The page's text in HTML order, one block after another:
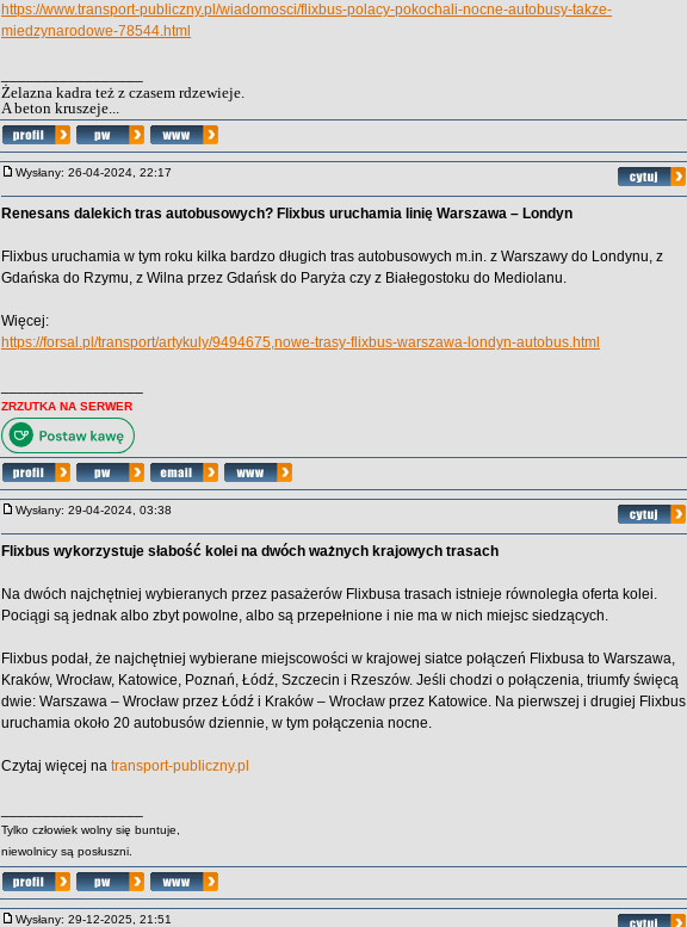
https://www.transport-publiczny.pl/wiadomosci/flixbus-polacy-pokochali-nocne-autobusy-takze-
miedzynarodowe-78544.html
Żelazna kadra też z czasem rdzewieje.
A beton kruszeje...
Wysłany: 26-04-2024, 22:17
Renesans dalekich tras autobusowych? Flixbus uruchamia linię Warszawa – Londyn
Flixbus uruchamia w tym roku kilka bardzo długich tras autobusowych m.in. z Warszawy do Londynu, z
Gdańska do Rzymu, z Wilna przez Gdańsk do Paryża czy z Białegostoku do Mediolanu.
Więcej:
https://forsal.pl/transport/artykuly/9494675,nowe-trasy-flixbus-warszawa-londyn-autobus.html
ZRZUTKA NA SERWER
Wysłany: 29-04-2024, 03:38
Flixbus wykorzystuje słabość kolei na dwóch ważnych krajowych trasach
Na dwóch najchętniej wybieranych przez pasażerów Flixbusa trasach istnieje równoległa oferta kolei.
Pociągi są jednak albo zbyt powolne, albo są przepełnione i nie ma w nich miejsc siedzących.
Flixbus podał, że najchętniej wybierane miejscowości w krajowej siatce połączeń Flixbusa to Warszawa,
Kraków, Wrocław, Katowice, Poznań, Łódź, Szczecin i Rzeszów. Jeśli chodzi o połączenia, triumfy święcą
dwie: Warszawa – Wrocław przez Łódź i Kraków – Wrocław przez Katowice. Na pierwszej i drugiej Flixbus
uruchamia około 20 autobusów dziennie, w tym połączenia nocne.
Czytaj więcej na transport-publiczny.pl
Tylko człowiek wolny się buntuje,
niewolnicy są posłuszni.
Wysłany: 29-12-2025, 21:51